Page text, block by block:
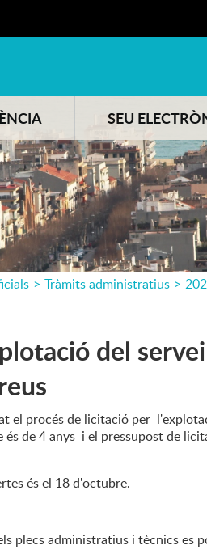
SEU
> Tràmits administratius >
del
el procés de licitació per
de 4 anys i el pressupost de
és el 18 d'octubre.
plecs administratius i tècnics es